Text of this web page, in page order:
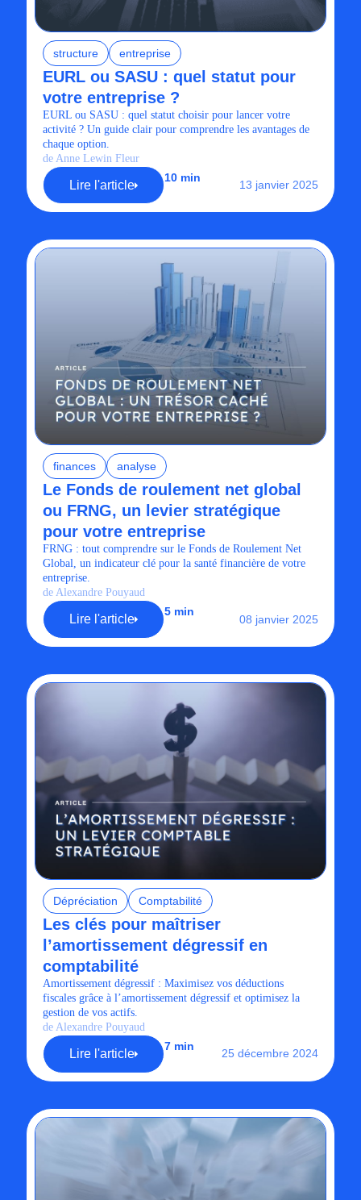
structure entreprise
EURL ou SASU : quel statut pour
votre entreprise ?
EURL ou SASU : quel statut choisir pour lancer votre
activité ? Un guide clair pour comprendre les avantages de
chaque option.
de Anne Lewin Fleur
Lire l'article
10 min
13 janvier 2025
finances analyse
Le Fonds de roulement net global
ou FRNG, un levier stratégique
pour votre entreprise
FRNG : tout comprendre sur le Fonds de Roulement Net
Global, un indicateur clé pour la santé financière de votre
entreprise.
de Alexandre Pouyaud
Lire l'article
5 min
08 janvier 2025
Dépréciation Comptabilité
Les clés pour maîtriser
l’amortissement dégressif en
comptabilité
Amortissement dégressif : Maximisez vos déductions
fiscales grâce à l’amortissement dégressif et optimisez la
gestion de vos actifs.
de Alexandre Pouyaud
Lire l'article
7 min
25 décembre 2024